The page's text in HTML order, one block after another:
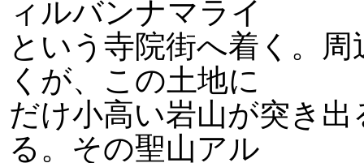
ィルバンナマライ
という寺院街へ着く。
くが、この土地に
だけ小高い岩山が突き
る。その聖山アル